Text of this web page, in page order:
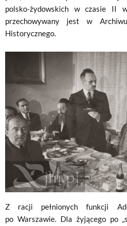
polsko-żydowskich w czasie II
przechowywany jest w
Historycznego.
Z racji pełnionych funkcji
po Warszawie. Dla żyjącego po